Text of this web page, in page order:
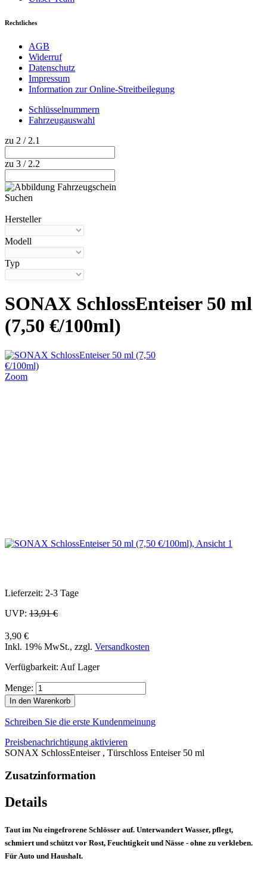
Rechtliches
AGB
Widerruf
Datenschutz
Impressum
Information zur Online-Streitbeilegung
Schlüsselnummern
Fahrzeugauswahl
zu 2 / 2.1
zu 3 / 2.2
Suchen
Hersteller
Modell
Typ
SONAX SchlossEnteiser 50 ml
(7,50 €/100ml)
Zoom
Lieferzeit: 2-3 Tage
UVP: 13,91 €
3,90 €
Inkl. 19% MwSt., zzgl. Versandkosten
Verfügbarkeit: Auf Lager
Menge:
In den Warenkorb
Schreiben Sie die erste Kundenmeinung
Preisbenachrichtigung aktivieren
SONAX SchlossEnteiser , Türschloss Enteiser 50 ml
Zusatzinformation
Details
Taut im Nu eingefrorene Schlösser auf. Unterwandert Wasser, pflegt,
schmiert und schützt vor Rost, Feuchtigkeit und Nässe - ohne zu verkleben.
Für Auto und Haushalt.